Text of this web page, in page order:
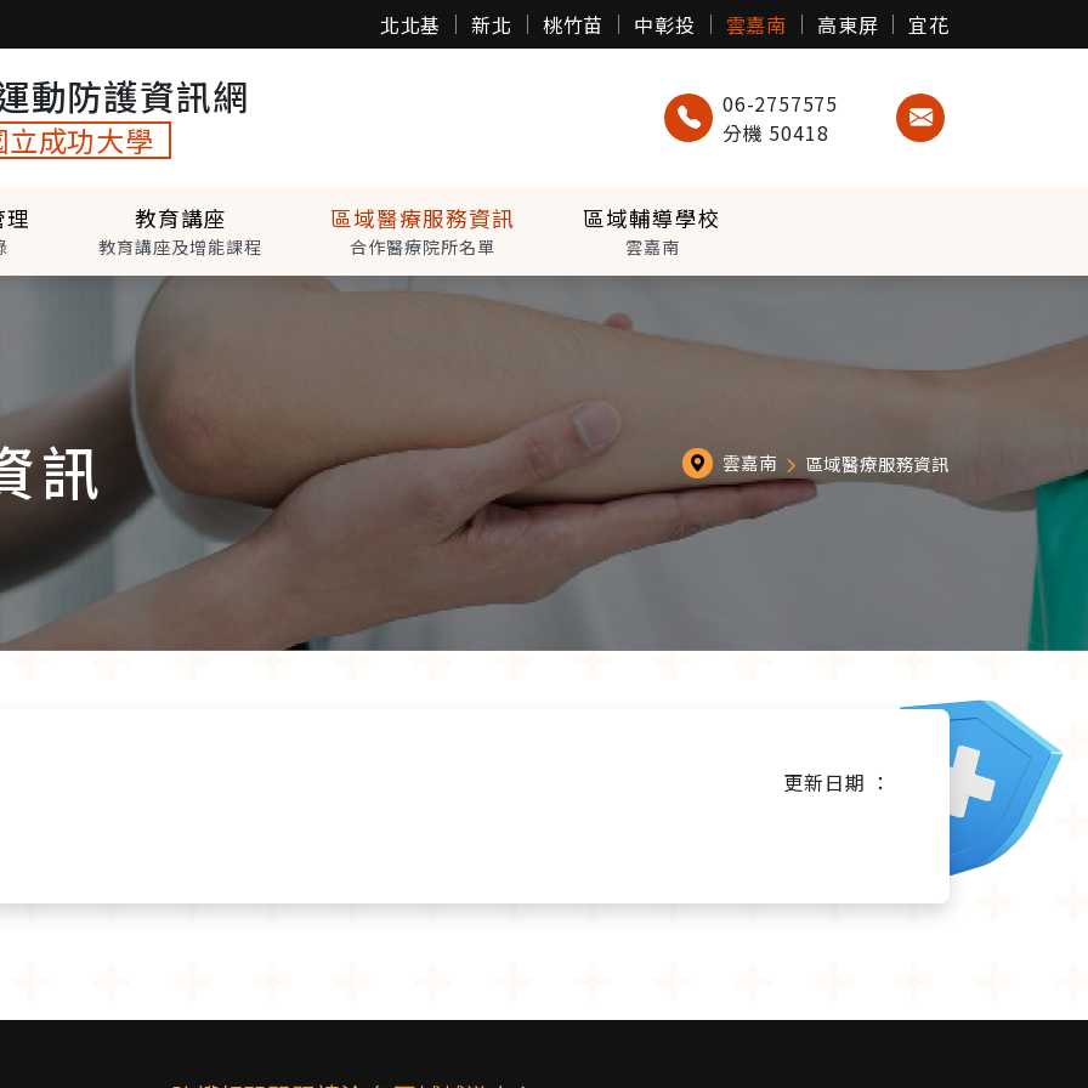
北北基 新北 桃竹苗 中彰投 雲嘉南 高東屏 宜花
動防護資訊網
立成功大學
06-2757575
分機 50418
教育講座
教育講座及增能課程
區域醫療服務資訊
合作醫療院所名單
區域輔導學校
雲嘉南
訊 雲嘉南 區域醫療服務資訊
更新日期 ：